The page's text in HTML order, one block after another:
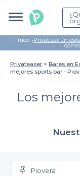
Truco: ¡Privatizar un
Privateaser Bares en
mejores sports bar -
Los
Piovera